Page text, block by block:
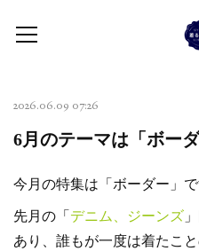
2026.06.09 07:26
6月のテーマは「ボー
今月の特集は「ボーダー」で
先月の「デニム、ジーンズ
あり、誰もが一度は着たこ